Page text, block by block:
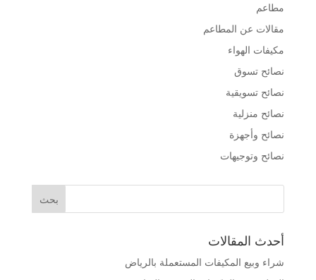
مطاعم
مقالات عن المطاعم
مكيفات الهواء
نصائح تسوق
نصائح تسويقية
نصائح منزلية
نصائح وأجهزة
نصائح وتوجيهات
أحدث المقالات
شراء وبيع المكيفات المستعملة بالرياض